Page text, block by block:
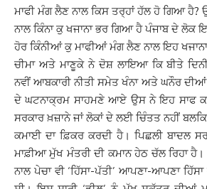
ਮਾਫੀ ਮੰਗ ਲੈਣ ਨਾਲ ਕਿਸ ਤਰ੍ਹਾਂ ਹੱਲ ਹੋ ਗਿਆ ਹੈ?
ਨਾਲ ਕਿੰਨਾ ਕੁ ਖਜਾਨਾ ਭਰ ਗਿਆ ਹੈ ਪੰਜਾਬ ਦੇ ਲੋਕ
ਹੋਰ ਕਿੰਨੀਆਂ ਕੁ ਮਾਫੀਆਂ ਮੰਗ ਲੈਣ ਨਾਲ ਇਹ ਖਜਾਨਾ
ਚੀਮਾ ਅਤੇ ਮਾਣੂਕੇ ਨੇ ਦੋਸ਼ ਲਾਇਆ ਕਿ ਬੀਤੇ
ਨਵੀਂ ਆਬਕਾਰੀ ਨੀਤੀ ਸਮੇਤ ਖੰਨਾ ਅਤੇ ਘਨੌਰ
ਦੇ ਘਟਨਾਕ੍ਰਮ ਸਾਹਮਣੇ ਆਏ ਉਸ ਨੇ ਇਹ ਸਾਫ
ਸਰਕਾਰ ਖ਼ਜ਼ਾਨੇ ਜਾਂ ਲੋਕਾਂ ਦੇ ਲਈ ਚਿੰਤਤ ਨਹੀਂ
ਕਮਾਈ ਦਾ ਫ਼ਿਕਰ ਕਰਦੀ ਹੈ। ਪਿਛਲੀ ਬਾਦਲ
ਮਾਫ਼ੀਆ ਮੁੱਖ ਮੰਤਰੀ ਦੀ ਕਮਾਨ ਹੇਠ ਚੱਲ ਰਿਹਾ
ਨਾਲ ਪੇਚਾ ਵੀ ‘ਹਿੱਸਾ-ਪੱਤੀ’ ਆਪਣਾ-ਆਪਣਾ ਹਿੱਸਾ